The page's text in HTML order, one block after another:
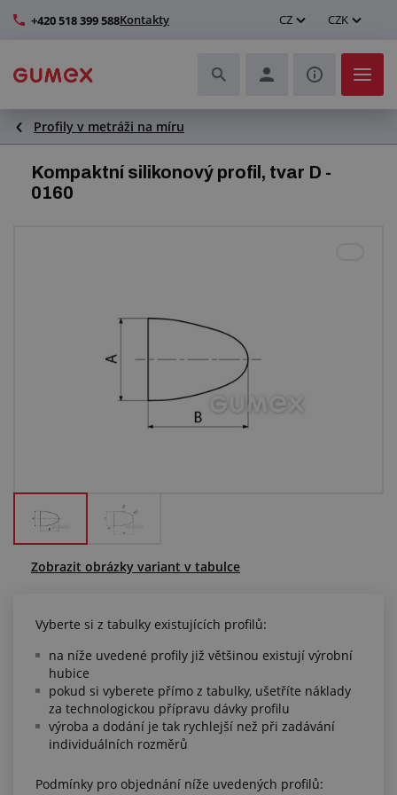
+420 518 399 588Kontakty CZ CZK
Hadice a jejich kompletace
Profily a výroba těsnění
Zlepšení pracovního prostředí
Další pryžové a plastové výrobky
Profily v metráži na míru
Kompaktní silikonový profil, tvar D -
0160
Zobrazit obrázky variant v tabulce
Vyberte si z tabulky existujících profilů:
na níže uvedené profily již většinou existují výrobní
hubice
pokud si vyberete přímo z tabulky, ušetříte náklady
za technologickou přípravu dávky profilu
výroba a dodání je tak rychlejší než při zadávání
individuálních rozměrů
Podmínky pro objednání níže uvedených profilů: